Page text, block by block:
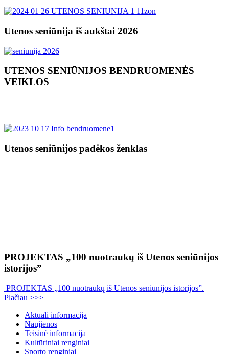
Utenos seniūnija iš aukštai 2026
UTENOS SENIŪNIJOS BENDRUOMENĖS
VEIKLOS
Utenos seniūnijos padėkos ženklas
PROJEKTAS „100 nuotraukų iš Utenos seniūnijos
istorijos”
PROJEKTAS „100 nuotraukų iš Utenos seniūnijos istorijos”.
Plačiau >>>
Aktuali informacija
Naujienos
Teisinė informacija
Kultūriniai renginiai
Sporto renginiai